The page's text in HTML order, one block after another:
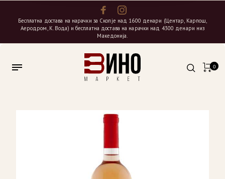
Бесплатна достава на нарачки за Скопје над 1600 денари (Центар, Карпош,
Аеродром, К. Вода) и бесплатна достава на нарачки над 4300 денари низ
Македонија.
0